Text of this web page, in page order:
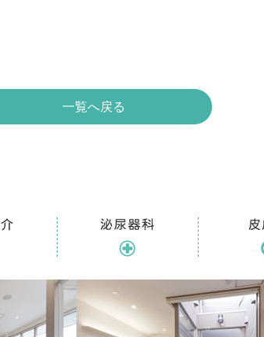
一覧へ戻る